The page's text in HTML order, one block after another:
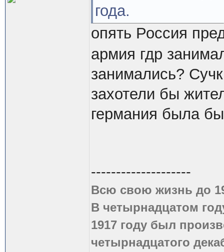
года.
опять Россия
армия гдр
занимались?
захотели бы
германия была
--------------------
Всю свою жизнь до
В четырнадцатом
1917 году был
четырнадцатого